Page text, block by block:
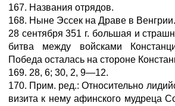
167. Названия отрядов.
168. Ныне Эссек на Драве в
28 сентября 351 г. большая и
битва между войсками
Победа осталась на стороне
169. 28, 6; 30, 2, 9—12.
170. Прим. ред.: Относительно
визита к нему афинского мудреца